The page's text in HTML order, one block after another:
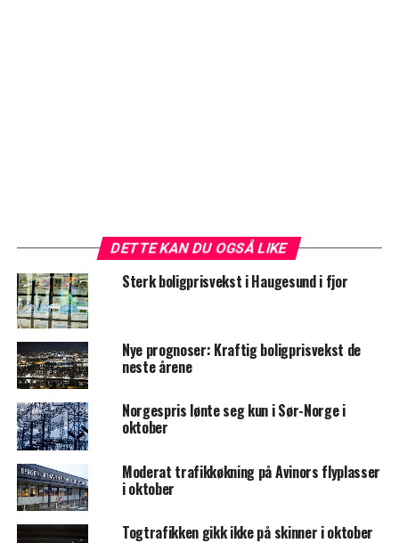
DETTE KAN DU OGSÅ LIKE
Sterk boligprisvekst i Haugesund i fjor
Nye prognoser: Kraftig boligprisvekst de
neste årene
Norgespris lønte seg kun i Sør-Norge i
oktober
Moderat trafikkøkning på Avinors flyplasser
i oktober
Togtrafikken gikk ikke på skinner i oktober